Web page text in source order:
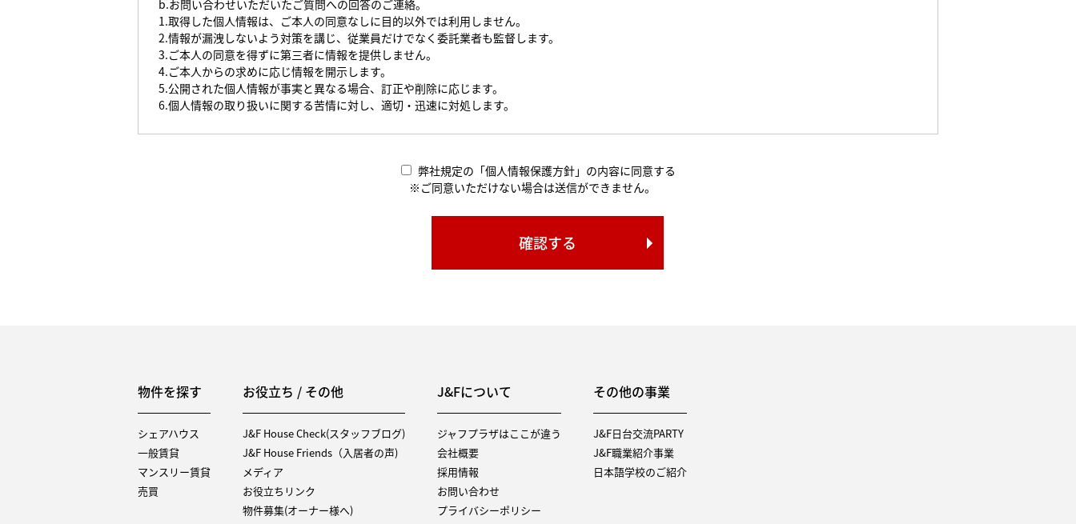
b.お問い合わせいただいたご質問への回答のご連絡。
1.取得した個人情報は、ご本人の同意なしに目的以外では利用しません。
2.情報が漏洩しないよう対策を講じ、従業員だけでなく委託業者も監督します。
3.ご本人の同意を得ずに第三者に情報を提供しません。
4.ご本人からの求めに応じ情報を開示します。
5.公開された個人情報が事実と異なる場合、訂正や削除に応じます。
6.個人情報の取り扱いに関する苦情に対し、適切・迅速に対処します。
弊社規定の「個人情報保護方針」の内容に同意する
※ご同意いただけない場合は送信ができません。
物件を探す
シェアハウス
一般賃貸
マンスリー賃貸
売買
お役立ち / その他
J&F House Check(スタッフブログ)
J&F House Friends（入居者の声)
メディア
お役立ちリンク
物件募集(オーナー様へ)
J&Fについて
ジャフプラザはここが違う
会社概要
採用情報
お問い合わせ
プライバシーポリシー
その他の事業
J&F日台交流PARTY
J&F職業紹介事業
日本語学校のご紹介